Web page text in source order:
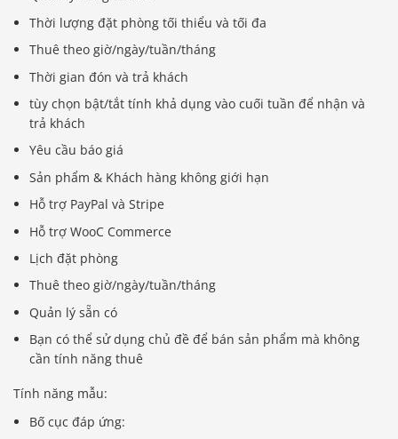
Thời lượng đặt phòng tối thiểu và tối đa
Thuê theo giờ/ngày/tuần/tháng
Thời gian đón và trả khách
tùy chọn bật/tắt tính khả dụng vào cuối tuần để nhận và
trả khách
Yêu cầu báo giá
Sản phẩm & Khách hàng không giới hạn
Hỗ trợ PayPal và Stripe
Hỗ trợ WooC Commerce
Lịch đặt phòng
Thuê theo giờ/ngày/tuần/tháng
Quản lý sẵn có
Bạn có thể sử dụng chủ đề để bán sản phẩm mà không
cần tính năng thuê
Tính năng mẫu:
Bố cục đáp ứng: